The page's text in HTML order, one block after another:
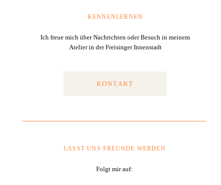
KENNENLERNEN
LASST UNS FREUNDE WERDEN
Ich freue mich über Nachrichten oder Besuch in meinem
Atelier in der Freisinger Innenstadt
Folgt mir auf:
KONTAKT